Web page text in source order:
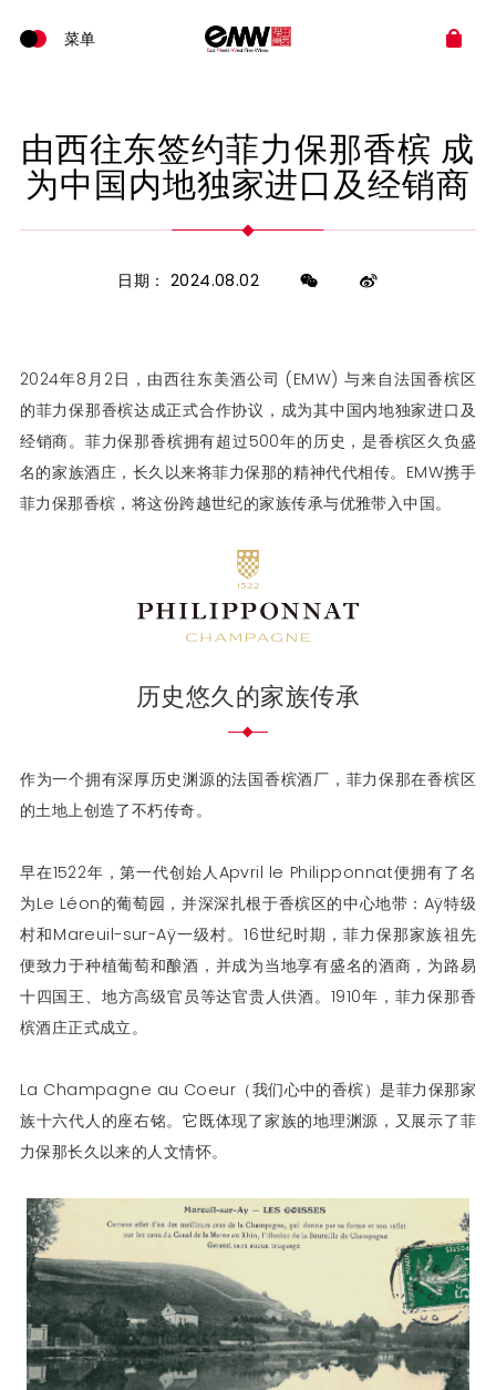
由西往东签约菲力保那香槟 成
为中国内地独家进口及经销商
日期： 2024.08.02
2024年8月2日，由西往东美酒公司 (EMW) 与来自法国香槟区
的菲力保那香槟达成正式合作协议，成为其中国内地独家进口及
经销商。菲力保那香槟拥有超过500年的历史，是香槟区久负盛
名的家族酒庄，长久以来将菲力保那的精神代代相传。EMW携手
菲力保那香槟，将这份跨越世纪的家族传承与优雅带入中国。
历史悠久的家族传承
作为一个拥有深厚历史渊源的法国香槟酒厂，菲力保那在香槟区
的土地上创造了不朽传奇。
早在1522年，第一代创始人Apvril le Philipponnat便拥有了名
为Le Léon的葡萄园，并深深扎根于香槟区的中心地带：Aÿ特级
村和Mareuil-sur-Aÿ一级村。16世纪时期，菲力保那家族祖先
便致力于种植葡萄和酿酒，并成为当地享有盛名的酒商，为路易
十四国王、地方高级官员等达官贵人供酒。1910年，菲力保那香
槟酒庄正式成立。
La Champagne au Coeur（我们心中的香槟）是菲力保那家
族十六代人的座右铭。它既体现了家族的地理渊源，又展示了菲
力保那长久以来的人文情怀。